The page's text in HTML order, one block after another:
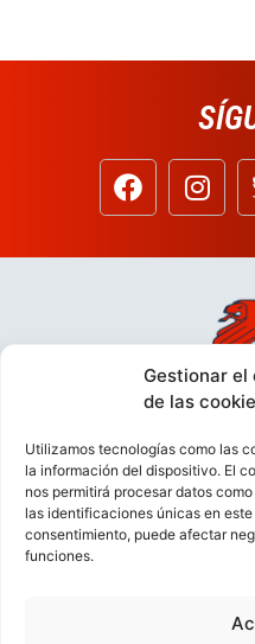
Gestionar
de las
Utilizamos tecnologías como las
la información del dispositivo. El
nos permitirá procesar datos
las identificaciones únicas en
consentimiento, puede afectar
funciones.